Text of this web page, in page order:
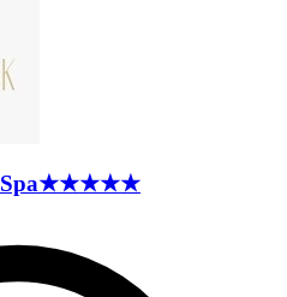
Spa★★★★★